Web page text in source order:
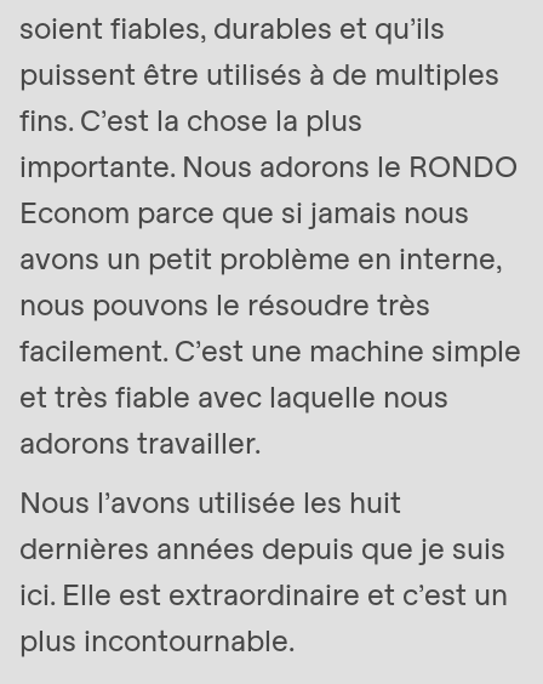
Deprecated
mb_substr():
Passing
null
parameter
#1
($string)
type
string
is
in
>Drupal\rondo_contact\
{closure}
()
soient fiables, durables et qu’ils
puissent être utilisés à de multiples
fins. C’est la chose la plus
importante. Nous adorons le RONDO
Econom parce que si jamais nous
avons un petit problème en interne,
nous pouvons le résoudre très
facilement. C’est une machine simple
et très fiable avec laquelle nous
adorons travailler.
Nous l’avons utilisée les huit
dernières années depuis que je suis
ici. Elle est extraordinaire et c’est un
plus incontournable.